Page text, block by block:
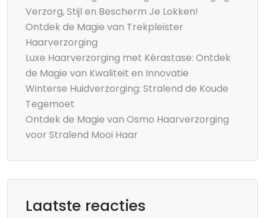
Verzorg, Stijl en Bescherm Je Lokken!
Ontdek de Magie van Trekpleister
Haarverzorging
Luxe Haarverzorging met Kérastase: Ontdek
de Magie van Kwaliteit en Innovatie
Winterse Huidverzorging: Stralend de Koude
Tegemoet
Ontdek de Magie van Osmo Haarverzorging
voor Stralend Mooi Haar
Laatste reacties